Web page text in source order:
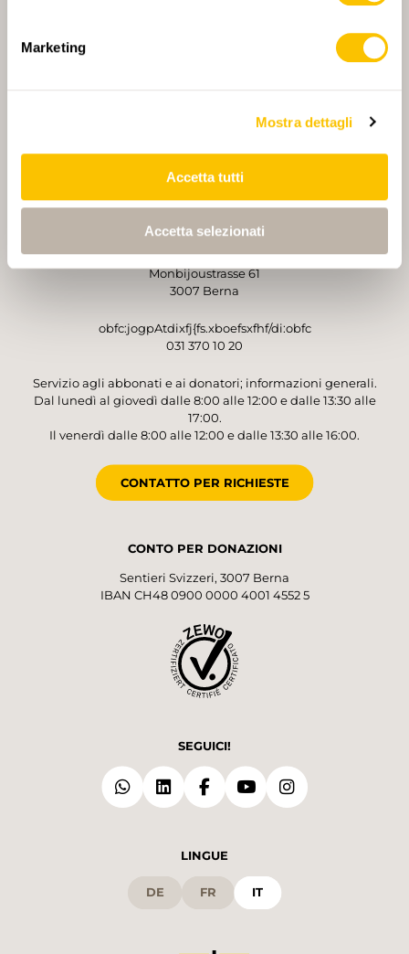
Marketing
Mostra dettagli
Accetta tutti
Accetta selezionati
PARTNER
GESTORE
Sentieri Svizzeri
Monbijoustrasse 61
3007 Berna
obfc:jogpAtdixfj{fs.xboefsxfhf/di:obfc
031 370 10 20
Servizio agli abbonati e ai donatori; informazioni generali.
Dal lunedì al giovedì dalle 8:00 alle 12:00 e dalle 13:30 alle
17:00.
Il venerdì dalle 8:00 alle 12:00 e dalle 13:30 alle 16:00.
CONTATTO PER RICHIESTE
CONTO PER DONAZIONI
Sentieri Svizzeri, 3007 Berna
IBAN CH48 0900 0000 4001 4552 5
SEGUICI!
LINGUE
DE FR IT